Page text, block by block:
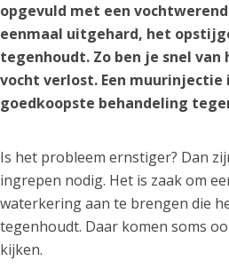
opgevuld met een
eenmaal uitgehard, het
tegenhoudt. Zo ben je snel
vocht verlost. Een muurinjectie
goedkoopste behandeling
Is het probleem ernstiger? Dan
ingrepen nodig. Het is zaak om
waterkering aan te brengen die
tegenhoudt. Daar komen soms
kijken.